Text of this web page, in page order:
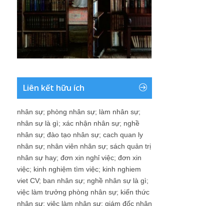
Liên kết hữu ích
nhân sự; phòng nhân sự; làm nhân sự;
nhân sự là gì; xác nhận nhân sự; nghề
nhân sự; đào tạo nhân sự; cach quan ly
nhân sự; nhân viên nhân sự; sách quản trị
nhân sự hay; đơn xin nghỉ việc; đơn xin
việc; kinh nghiệm tìm việc; kinh nghiem
viet CV; ban nhân sự; nghề nhân sự là gì;
việc làm trưởng phòng nhân sự; kiến thức
nhân sự; việc làm nhân sự; giám đốc nhân